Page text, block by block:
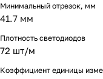
Минимальный отрезок, мм
41.7 мм
Плотность светодиодов
72 шт/м
Коэффициент единицы